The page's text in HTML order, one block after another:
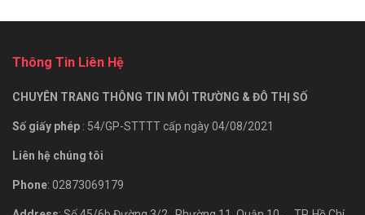
Thông Tin Liên Hệ
CHUYÊN TRANG THÔNG TIN MÔI TRƯỜNG & ĐÔ THỊ SỐ
Số giấy phép : 54/GP-STTTT cấp ngày 04/08/2021
Liên hệ chúng tôi
Phone: 02873069179